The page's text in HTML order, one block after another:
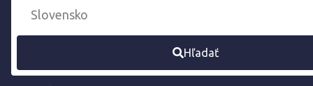
Hľadať